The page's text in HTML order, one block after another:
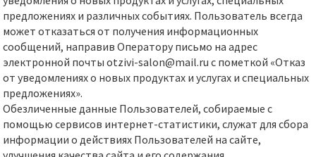
предложениях и различных событиях. Пользователь всегда
может отказаться от получения информационных
сообщений, направив Оператору письмо на адрес
электронной почты otzivi-salon@mail.ru с пометкой «Отказ
от уведомлениях о новых продуктах и услугах и специальных
предложениях».
Обезличенные данные Пользователей, собираемые с
помощью сервисов интернет-статистики, служат для сбора
информации о действиях Пользователей на сайте,